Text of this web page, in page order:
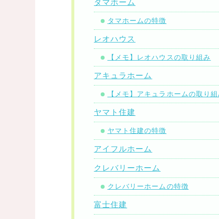
タマホームの特徴
レオハウス
【メモ】レオハウスの取り組み
アキュラホーム
【メモ】アキュラホームの取り
ヤマト住建
ヤマト住建の特徴
アイフルホーム
クレバリーホーム
クレバリーホームの特徴
富士住建